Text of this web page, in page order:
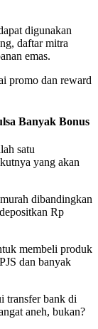
digunakan
daftar mitra
emas.
promo dan reward
Banyak Bonus
satu
yang akan
dibandingkan
Rp
membeli produk
dan banyak
transfer bank di
aneh, bukan?